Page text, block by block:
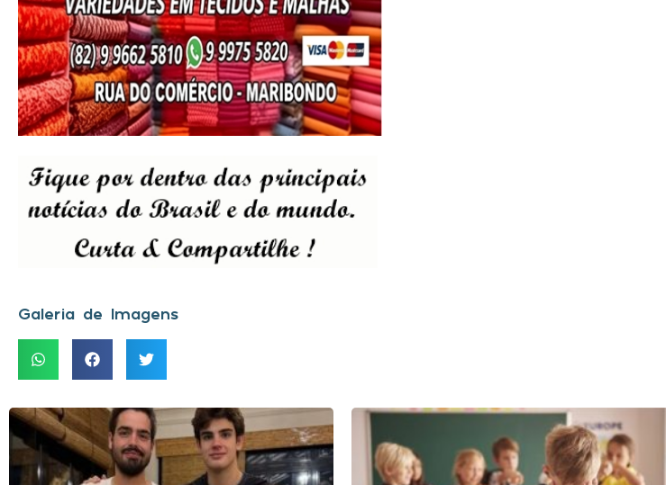
Galeria de Imagens